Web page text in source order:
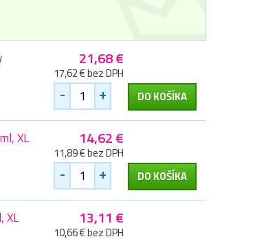
21,68 €
17,62 € bez DPH
- + DO KOŠÍKA
XL 14,62 €
11,89 € bez DPH
- + DO KOŠÍKA
XL 13,11 €
10,66 € bez DPH